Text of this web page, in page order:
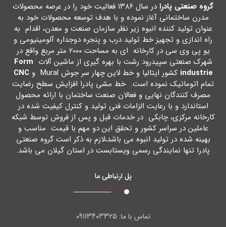
گروه صنعتی پادرا
در سال ۱۳۸۶ فعالیت خود را در عرصه محصولات
مدرن ساختمانی آغاز نموده و با هدف توسعه محصولات خود به
عنوان تولید کننده انبوه زیر نظر سازمان صنعت و معدن، اقدام به
راه اندازي و تجهیز خط تولید درب و پنجره دوجداره آلومینیومی و
یو پی وي سی در کارخانه اي به مساحت ۲۰۰۰ متر مربع واقع در
شهرك صنعتی سپیدرود رشت با بهره گیري از ماشین آلات Form
industrie کشور ایتالیا و خط لاین چهار سر جوش Mural و
CNC
تمام اتوماتیک نموده است. خط مشی پادرا افزایش سطح رضایت
مصرف کنندگان نهایی و فعالان صنعت ساختمان با ارائه محصول
استاندارد و با رعایت الزامات فنی تولید و کنترل کیفیت شده در
کارخانه مرکزي، چابکی در خدمات قبل و پس از فروش توسط شبکه
عاملین در سراسر کشور و تحقق این دو مهم با قیمت مناسب و
بهینه شده در تولید انبوه می باشد،لازم به ذکر است گروه صنعتی
پادرا تنها نمایندگی رسمی ویستابست در استان گیلان می باشد.
پل ارتباطی ما
تماس با ما:۰۹۱۱۳۴۰۳۳۲۵